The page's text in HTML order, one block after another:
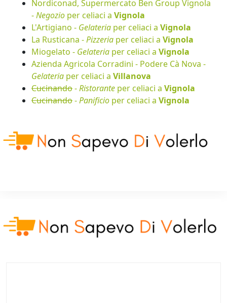
Nordiconad, Supermercato Ben Group Vignola
-Negozio per celiaci a Vignola
L'Artigiano - Gelateria per celiaci a Vignola
La Rusticana -Pizzeria per celiaci a Vignola
Miogelato - Gelateria per celiaci a Vignola
Azienda Agricola Corradini - Podere Cà Nova -
Gelateria per celiaci a Villanova
Cucinando-Ristorante per celiaci a Vignola
Cucinando-Panificio per celiaci a Vignola